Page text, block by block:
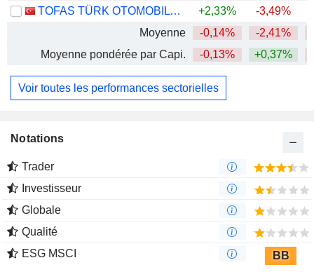
TOFAS TÜRK OTOMOBIL FABRIKASI ANONIM SIRKETI
+2,33% -3,49%
Moyenne
-0,14% -2,41%
Moyenne pondérée par Capi.
-0,13% +0,37%
Voir toutes les performances sectorielles
Notations
Trader
Investisseur
Globale
Qualité
ESG MSCI
BB